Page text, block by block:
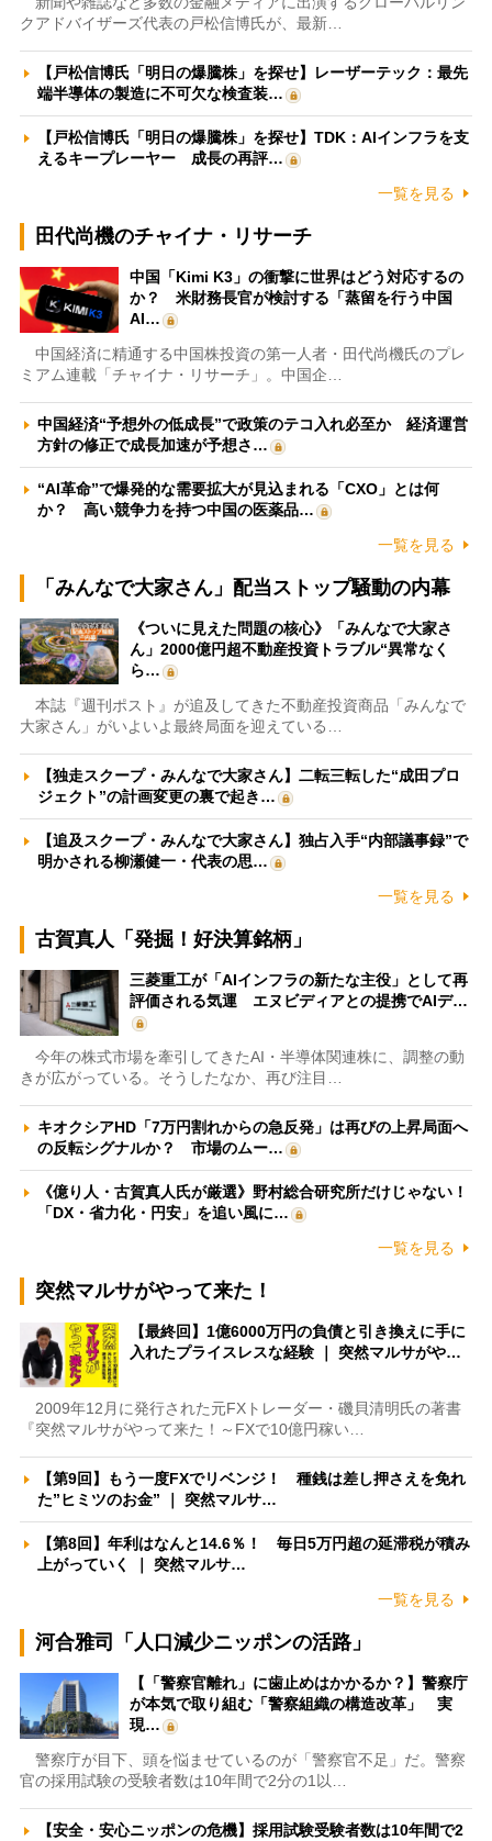
クアドバイザーズ代表の戸松信博氏が、最新…
【戸松信博氏「明日の爆騰株」を探せ】レーザーテック：最先
端半導体の製造に不可欠な検査装…
【戸松信博氏「明日の爆騰株」を探せ】TDK：AIインフラを支
えるキープレーヤー 成長の再評…
一覧を見る
田代尚機のチャイナ・リサーチ
中国「Kimi K3」の衝撃に世界はどう対応するの
か？ 米財務長官が検討する「蒸留を行う中国
AI…
中国経済に精通する中国株投資の第一人者・田代尚機氏のプレ
ミアム連載「チャイナ・リサーチ」。中国企…
中国経済“予想外の低成長”で政策のテコ入れ必至か 経済運営
方針の修正で成長加速が予想さ…
“AI革命”で爆発的な需要拡大が見込まれる「CXO」とは何
か？ 高い競争力を持つ中国の医薬品…
一覧を見る
「みんなで大家さん」配当ストップ騒動の内幕
《ついに見えた問題の核心》「みんなで大家さ
ん」2000億円超不動産投資トラブル“異常なく
ら…
本誌『週刊ポスト』が追及してきた不動産投資商品「みんなで
大家さん」がいよいよ最終局面を迎えている…
【独走スクープ・みんなで大家さん】二転三転した“成田プロ
ジェクト”の計画変更の裏で起き…
【追及スクープ・みんなで大家さん】独占入手“内部議事録”で
明かされる柳瀬健一・代表の思…
一覧を見る
古賀真人「発掘！好決算銘柄」
三菱重工が「AIインフラの新たな主役」として再
評価される気運 エヌビディアとの提携でAIデ…
今年の株式市場を牽引してきたAI・半導体関連株に、調整の動
きが広がっている。そうしたなか、再び注目…
キオクシアHD「7万円割れからの急反発」は再びの上昇局面へ
の反転シグナルか？ 市場のムー…
《億り人・古賀真人氏が厳選》野村総合研究所だけじゃない！
「DX・省力化・円安」を追い風に…
一覧を見る
突然マルサがやって来た！
【最終回】1億6000万円の負債と引き換えに手に
入れたプライスレスな経験 ｜ 突然マルサがや…
2009年12月に発行された元FXトレーダー・磯貝清明氏の著書
『突然マルサがやって来た！～FXで10億円稼い…
【第9回】もう一度FXでリベンジ！ 種銭は差し押さえを免れ
た”ヒミツのお金” ｜ 突然マルサ…
【第8回】年利はなんと14.6％！ 毎日5万円超の延滞税が積み
上がっていく ｜ 突然マルサ…
一覧を見る
河合雅司「人口減少ニッポンの活路」
【「警察官離れ」に歯止めはかかるか？】警察庁
が本気で取り組む「警察組織の構造改革」 実
現…
警察庁が目下、頭を悩ませているのが「警察官不足」だ。警察
官の採用試験の受験者数は10年間で2分の1以…
【安全・安心ニッポンの危機】採用試験受験者数は10年間で2